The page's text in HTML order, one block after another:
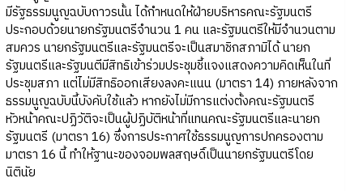
มีรัฐธรรมนูญฉบับถาวรนั้น ได้กำหนดให้ฝ่ายบริหารคณะรัฐมนตรี
ประกอบด้วยนายกรัฐมนตรีจำนวน 1 คน และรัฐมนตรีให้มีจำนวนตาม
สมควร นายกรัฐมนตรีและรัฐมนตรีจะเป็นสมาชิกสภามิได้ นายก
รัฐมนตรีและรัฐมนตีมีสิทธิเข้าร่วมประชุมชี้แจงแสดงความคิดเห็นในที่
ประชุมสภา แต่ไม่มีสิทธิออกเสียงลงคะแนน (มาตรา 14) ภายหลังจาก
ธรรมนูญฉบับนี้บังคับใช้แล้ว หากยังไม่มีการแต่งตั้งคณะรัฐมนตรี
หัวหน้าคณะปฏิวัติจะเป็นผู้ปฏิบัติหน้าที่แทนคณะรัฐมนตรีและนายก
รัฐมนตรี (มาตรา 16) ซึ่งการประกาศใช้ธรรมนูญการปกครองตาม
มาตรา 16 นี้ ทำให้ฐานะของจอมพลสฤษดิ์เป็นนายกรัฐมนตรีโดย
นิตินัย